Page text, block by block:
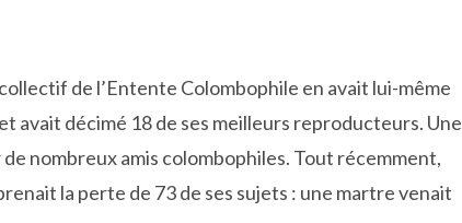
de l’Entente Colombophile en avait lui-même
avait décimé 18 de ses meilleurs reproducteurs. Une
nombreux amis colombophiles. Tout récemment,
la perte de 73 de ses sujets : une martre venait